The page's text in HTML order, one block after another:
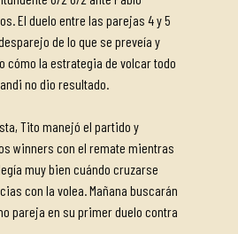
El duelo entre las parejas 4 y 5
de lo que se preveía y
cómo la estrategia de volcar todo
no dio resultado.
Tito manejó el partido y
winners con el remate mientras
muy bien cuándo cruzarse
con la volea. Mañana buscarán
pareja en su primer duelo contra